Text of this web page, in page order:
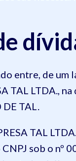
entre, de um
TAL LTDA.,
TAL.
TAL
sob o nº